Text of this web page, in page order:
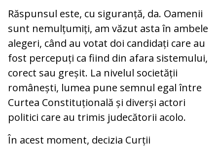
Răspunsul este, cu siguranță, da. Oamenii
sunt nemulțumiți, am văzut asta în ambele
alegeri, când au votat doi candidați care au
fost percepuți ca fiind din afara sistemului,
corect sau greșit. La nivelul societății
românești, lumea pune semnul egal între
Curtea Constituțională și diverși actori
politici care au trimis judecătorii acolo.
În acest moment, decizia Curții